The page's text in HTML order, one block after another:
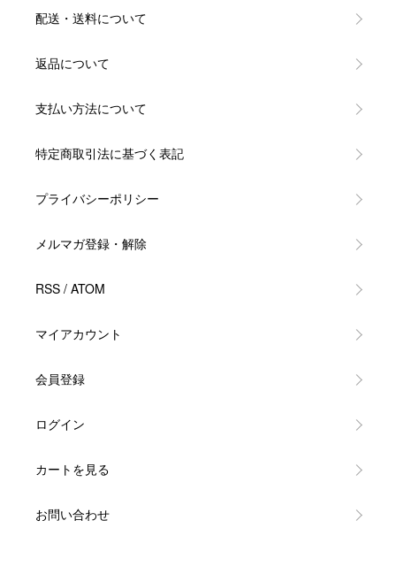
配送・送料について
返品について
支払い方法について
特定商取引法に基づく表記
プライバシーポリシー
メルマガ登録・解除
RSS / ATOM
マイアカウント
会員登録
ログイン
カートを見る
お問い合わせ